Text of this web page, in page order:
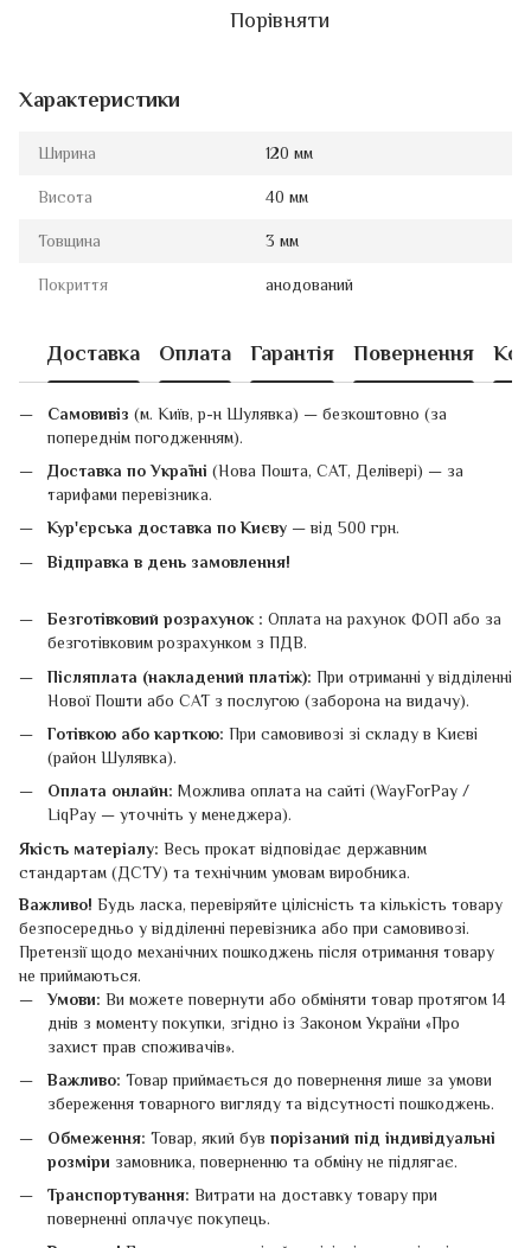
Порівняти
Характеристики
Ширина 120 мм
Висота 40 мм
Товщина 3 мм
Покриття анодований
Доставка Оплата Гарантія Повернення
Самовивіз (м. Київ, р-н Шулявка) — безкоштовно (за
попереднім погодженням).
Доставка по Україні (Нова Пошта, САТ, Делівері) — за
тарифами перевізника.
Кур'єрська доставка по Києву — від 500 грн.
Відправка в день замовлення!
Безготівковий розрахунок : Оплата на рахунок ФОП або за
безготівковим розрахунком з ПДВ.
Післяплата (накладений платіж): При отриманні у відділенні
Нової Пошти або САТ з послугою (заборона на видачу).
Готівкою або карткою: При самовивозі зі складу в Києві
(район Шулявка).
Оплата онлайн: Можлива оплата на сайті (WayForPay /
LiqPay — уточніть у менеджера).
Якість матеріалу: Весь прокат відповідає державним
стандартам (ДСТУ) та технічним умовам виробника.
Важливо! Будь ласка, перевіряйте цілісність та кількість товару
безпосередньо у відділенні перевізника або при самовивозі.
Претензії щодо механічних пошкоджень після отримання товару
не приймаються.
Умови: Ви можете повернути або обміняти товар протягом 14
днів з моменту покупки, згідно із Законом України «Про
захист прав споживачів».
Важливо: Товар приймається до повернення лише за умови
збереження товарного вигляду та відсутності пошкоджень.
Обмеження: Товар, який був порізаний під індивідуальні
розміри замовника, поверненню та обміну не підлягає.
Транспортування: Витрати на доставку товару при
поверненні оплачує покупець.